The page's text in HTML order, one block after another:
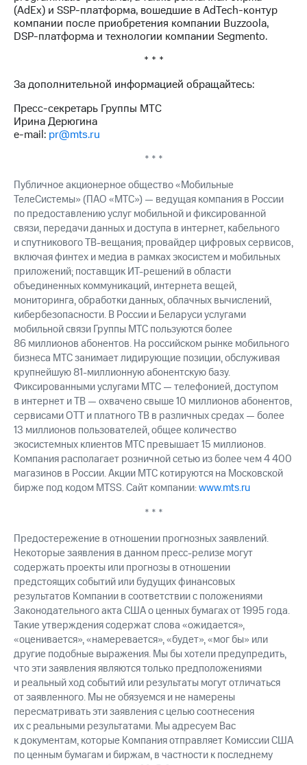
(AdEx) и SSP-платформа, вошедшие в AdTech-контур
компании после приобретения компании Buzzoola,
DSP-платформа и технологии компании Segmento.
* * *
За дополнительной информацией обращайтесь:
Пресс-секретарь Группы МТС
Ирина Дерюгина
e-mail: pr@mts.ru
* * *
Публичное акционерное общество «Мобильные
ТелеСистемы» (ПАО «МТС») — ведущая компания в России
по предоставлению услуг мобильной и фиксированной
связи, передачи данных и доступа в интернет, кабельного
и спутникового ТВ-вещания; провайдер цифровых сервисов,
включая финтех и медиа в рамках экосистем и мобильных
приложений; поставщик ИТ-решений в области
объединенных коммуникаций, интернета вещей,
мониторинга, обработки данных, облачных вычислений,
кибербезопасности. В России и Беларуси услугами
мобильной связи Группы МТС пользуются более
86 миллионов абонентов. На российском рынке мобильного
бизнеса МТС занимает лидирующие позиции, обслуживая
крупнейшую 81-миллионную абонентскую базу.
Фиксированными услугами МТС — телефонией, доступом
в интернет и ТВ — охвачено свыше 10 миллионов абонентов,
сервисами OTT и платного ТВ в различных средах — более
13 миллионов пользователей, общее количество
экосистемных клиентов МТС превышает 15 миллионов.
Компания располагает розничной сетью из более чем 4 400
магазинов в России. Акции МТС котируются на Московской
бирже под кодом MTSS. Сайт компании:www.mts.ru
* * *
Предостережение в отношении прогнозных заявлений.
Некоторые заявления в данном пресс-релизе могут
содержать проекты или прогнозы в отношении
предстоящих событий или будущих финансовых
результатов Компании в соответствии с положениями
Законодательного акта США о ценных бумагах от 1995 года.
Такие утверждения содержат слова «ожидается»,
«оценивается», «намеревается», «будет», «мог бы» или
другие подобные выражения. Мы бы хотели предупредить,
что эти заявления являются только предположениями
и реальный ход событий или результаты могут отличаться
от заявленного. Мы не обязуемся и не намерены
пересматривать эти заявления с целью соотнесения
их с реальными результатами. Мы адресуем Вас
к документам, которые Компания отправляет Комиссии США
по ценным бумагам и биржам, в частности к последнему